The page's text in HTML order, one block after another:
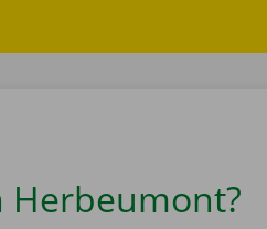
Herbeumont?